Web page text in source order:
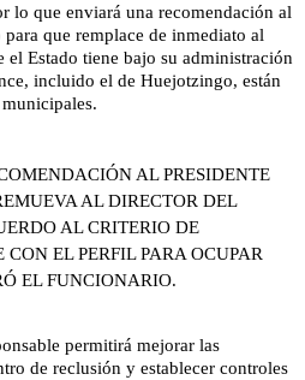
lo que enviará una recomendación al
que remplace de inmediato al
el Estado tiene bajo su administración
incluido el de Huejotzingo, están
AL PRESIDENTE
AL DIRECTOR DEL
AL CRITERIO DE
CON EL PERFIL PARA OCUPAR
EL FUNCIONARIO.
permitirá mejorar las
de reclusión y establecer controles